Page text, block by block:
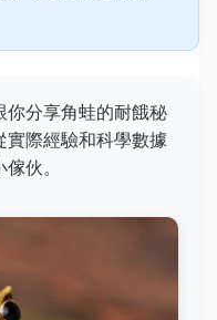
你分享角蛙的耐餓秘
實際經驗和科學數據
伙。